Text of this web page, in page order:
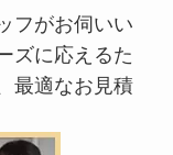
フがお伺いい
ズに応えるた
最適なお見積